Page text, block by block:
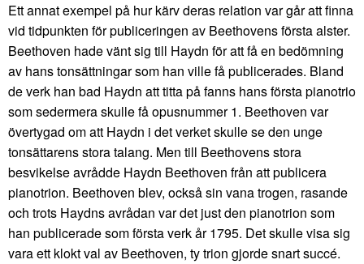
Ett annat exempel på hur kärv deras relation var går att finna
vid tidpunkten för publiceringen av Beethovens första alster.
Beethoven hade vänt sig till Haydn för att få en bedömning
av hans tonsättningar som han ville få publicerades. Bland
de verk han bad Haydn att titta på fanns hans första pianotrio
som sedermera skulle få opusnummer 1. Beethoven var
övertygad om att Haydn i det verket skulle se den unge
tonsättarens stora talang. Men till Beethovens stora
besvikelse avrådde Haydn Beethoven från att publicera
pianotrion. Beethoven blev, också sin vana trogen, rasande
och trots Haydns avrådan var det just den pianotrion som
han publicerade som första verk år 1795. Det skulle visa sig
vara ett klokt val av Beethoven, ty trion gjorde snart succé.